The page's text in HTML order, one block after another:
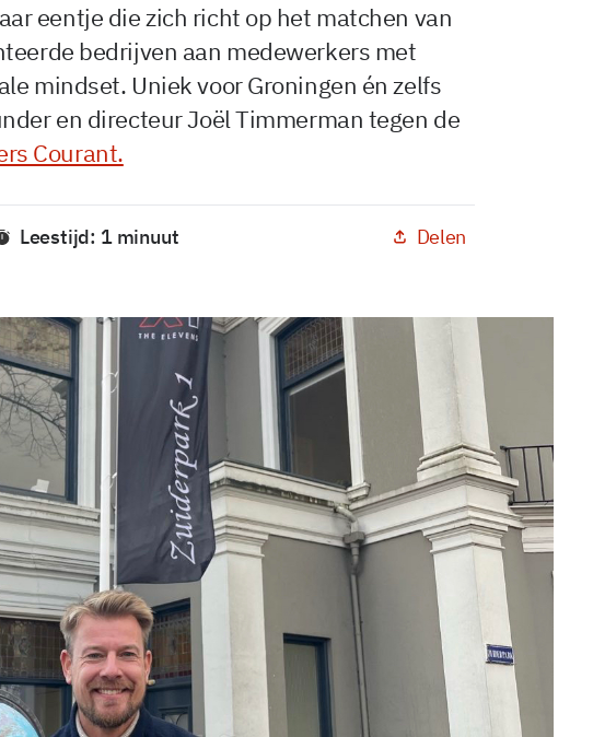
eentje die zich richt op het matchen van
bedrijven aan medewerkers met
mindset. Uniek voor Groningen én zelfs
en directeur Joël Timmerman tegen de
Courant.
Leestijd: 1 minuut Delen